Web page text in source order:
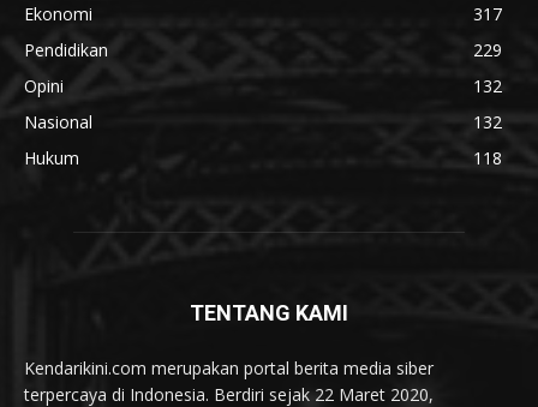
Ekonomi
317
Pendidikan
229
Opini
132
Nasional
132
Hukum
118
TENTANG KAMI
Kendarikini.com merupakan portal berita media siber
terpercaya di Indonesia. Berdiri sejak 22 Maret 2020,